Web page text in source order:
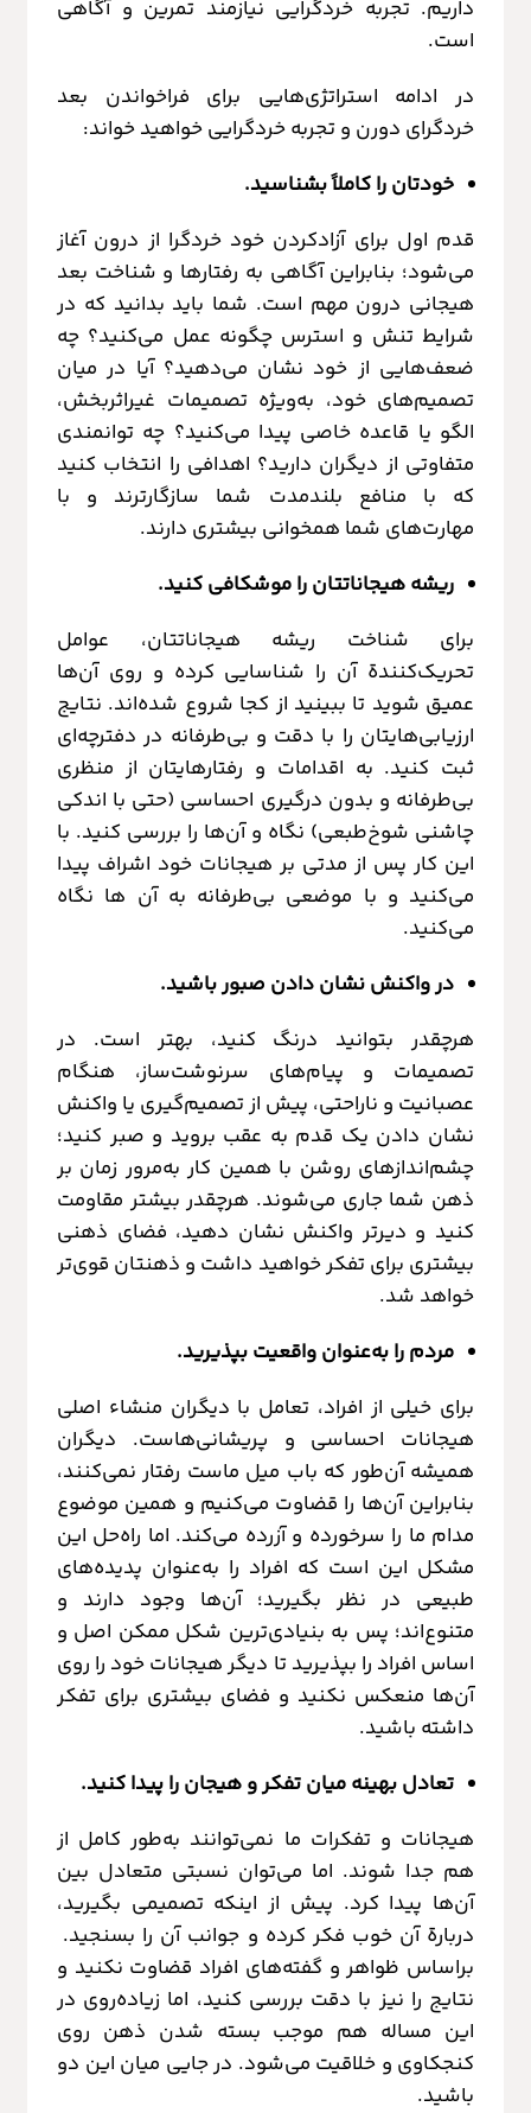
داریم. تجربه خردگرایی نیازمند تمرین و آگاهی
است.
در ادامه استراتژی‌هایی برای فراخواندن بعد
خردگرای دورن و تجربه خردگرایی خواهید خواند:
خودتان را کاملاً بشناسید.
قدم اول برای آزادکردن خود خردگرا از درون آغاز
می‌شود؛ بنابراین آگاهی به رفتارها و شناخت بعد
هیجانی درون مهم است. شما باید بدانید که در
شرایط تنش و استرس چگونه عمل می‌کنید؟ چه
ضعف‌هایی از خود نشان می‌دهید؟ آیا در میان
تصمیم‌های خود، به‌ویژه تصمیمات غیراثربخش،
الگو یا قاعده خاصی پیدا می‌کنید؟ چه توانمندی
متفاوتی از دیگران دارید؟ اهدافی را انتخاب کنید
که با منافع بلندمدت شما سازگارترند و با
مهارت‌های شما همخوانی بیشتری دارند.
ریشه هیجاناتتان را موشکافی کنید.
برای شناخت ریشه هیجاناتتان، عوامل
تحریک‌کنندة آن را شناسایی کرده و روی آن‌ها
عمیق شوید تا ببینید از کجا شروع شده‌اند. نتایج
ارزیابی‌هایتان را با دقت و بی‌طرفانه در دفترچه‌ای
ثبت کنید. به اقدامات و رفتارهایتان از منظری
بی‌طرفانه و بدون درگیری احساسی (حتی با اندکی
چاشنی شوخ‌طبعی) نگاه و آن‌ها را بررسی کنید. با
این کار پس از مدتی بر هیجانات خود اشراف پیدا
می‌کنید و با موضعی بی‌طرفانه به آن ها نگاه
می‌کنید.
در واکنش نشان دادن صبور باشید.
هرچقدر بتوانید درنگ کنید، بهتر است. در
تصمیمات و پیام‌های سرنوشت‌ساز، هنگام
عصبانیت و ناراحتی، پیش از تصمیم‌گیری یا واکنش
نشان‌ دادن یک قدم به عقب بروید و صبر کنید؛
چشم‌اندازهای روشن با همین کار به‌مرور زمان بر
ذهن شما جاری می‌شوند. هرچقدر بیشتر مقاومت
کنید و دیرتر واکنش نشان دهید، فضای ذهنی
بیشتری برای تفکر خواهید داشت و ذهنتان قوی‌تر
خواهد شد.
مردم را به‌عنوان واقعیت بپذیرید.
برای خیلی از افراد، تعامل با دیگران منشاء اصلی
هیجانات احساسی و پریشانی‌هاست. دیگران
همیشه آن‌طور که باب میل ماست رفتار نمی‌کنند،
بنابراین آن‌ها را قضاوت می‌کنیم و همین موضوع
مدام ما را سرخورده و آزرده می‌کند. اما راه‌حل این
مشکل این است که افراد را به‌عنوان پدیده‌های
طبیعی در نظر بگیرید؛ آن‌ها وجود دارند و
متنوع‌اند؛ پس به بنیادی‌ترین شکل ممکن اصل و
اساس افراد را بپذیرید تا دیگر هیجانات خود را روی
آن‌ها منعکس نکنید و فضای بیشتری برای تفکر
داشته باشید.
تعادل بهینه میان تفکر و هیجان را پیدا کنید.
هیجانات و تفکرات ما نمی‌توانند به‌طور کامل از
هم جدا شوند. اما می‌توان نسبتی متعادل بین
آن‌ها پیدا کرد. پیش از اینکه تصمیمی بگیرید،
دربارة آن خوب فکر کرده و جوانب آن‌ را بسنجید.
براساس ظواهر و گفته‌های افراد قضاوت نکنید و
نتایج را نیز با دقت بررسی کنید، اما زیاده‌روی در
این مساله هم موجب بسته شدن ذهن روی
کنجکاوی و خلاقیت می‌شود. در جایی میان این دو
باشید.